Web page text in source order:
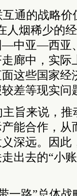
通的战略
人烟稀少的
—中亚—西亚
廊中，实际
这些国家经
差等现实问
旨来说，
能合作，从
深远。因此
出去的“小